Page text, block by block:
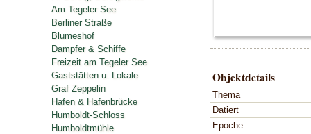
Objektdetails
Thema
Datiert
Epoche
Am Tegeler See
Berliner Straße
Blumeshof
Dampfer & Schiffe
Freizeit am Tegeler See
Gaststätten u. Lokale
Graf Zeppelin
Hafen & Hafenbrücke
Humboldt-Schloss
Humboldtmühle